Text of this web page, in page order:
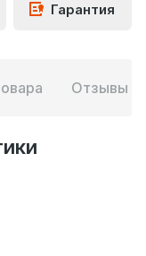
Гарантия
Отзывы